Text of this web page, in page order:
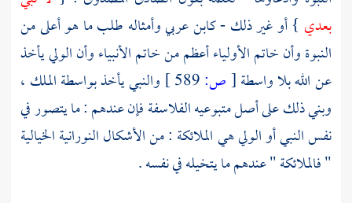
بعدي } أو غير ذلك -كابن عربيوأمثاله طلب ما هو أعلى من
النبوة وأن خاتم الأولياء أعظم من خاتم الأنبياء وأن الولي يأخذ
عن الله بلا واسطة[ص:
والنبي يأخذ بواسطة الملك ،
وبني ذلك على أصل متبوعيهالفلاسفةفإن عندهم : ما يتصور في
نفس النبي أو الولي هي الملائكة : من الأشكال النورانية الخيالية
" فالملائكة " عندهم ما يتخيله في نفسه .